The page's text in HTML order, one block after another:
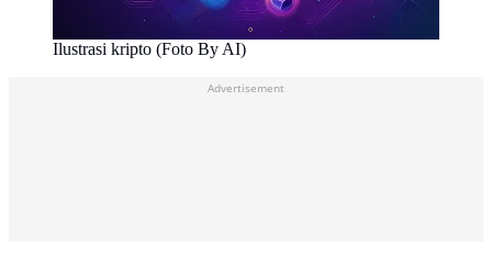
Ilustrasi kripto (Foto By AI)
Advertisement